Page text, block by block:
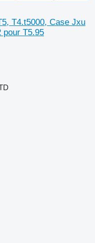
T4.t5000, Case Jxu
pour T5.95